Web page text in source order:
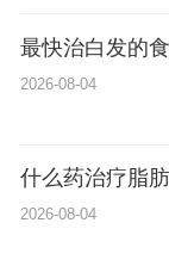
最快治白发的
2026-08-04
什么药治疗脂
2026-08-04